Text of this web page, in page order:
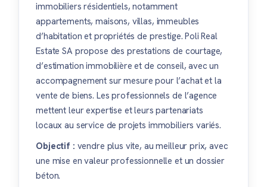
immobiliers résidentiels, notamment
appartements, maisons, villas, immeubles
d’habitation et propriétés de prestige. Poli Real
Estate SA propose des prestations de courtage,
d’estimation immobilière et de conseil, avec un
accompagnement sur mesure pour l’achat et la
vente de biens. Les professionnels de l’agence
mettent leur expertise et leurs partenariats
locaux au service de projets immobiliers variés.
Objectif : vendre plus vite, au meilleur prix, avec
une mise en valeur professionnelle et un dossier
béton.